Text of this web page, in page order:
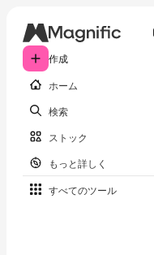
作成
ホーム
検索
ストック
もっと詳しく
すべてのツール